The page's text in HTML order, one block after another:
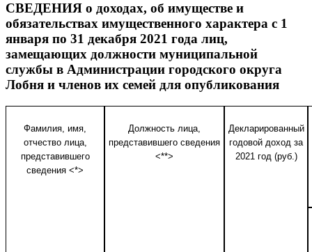
СВЕДЕНИЯ о доходах, об имуществе и
обязательствах имущественного характера с 1
января по 31 декабря 2021 года лиц,
замещающих должности муниципальной
службы в Администрации городского округа
Лобня и членов их семей для опубликования
Фамилия, имя,
отчество лица,
представившего
сведения <*>
Должность лица,
представившего сведения
<**>
Декларированный
годовой доход за
2021 год (руб.)